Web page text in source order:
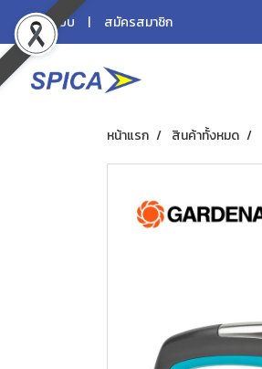
เข้าสู่ระบบ สมัครสมาชิก
หน้าแรก สินค้าทั้งหมด